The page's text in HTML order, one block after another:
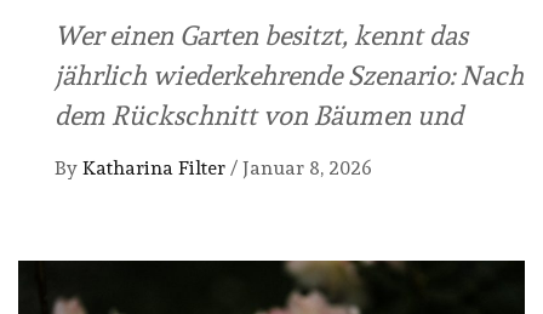
Wer einen Garten besitzt, kennt das
jährlich wiederkehrende Szenario: Nach
dem Rückschnitt von Bäumen und
By Katharina Filter / Januar 8, 2026